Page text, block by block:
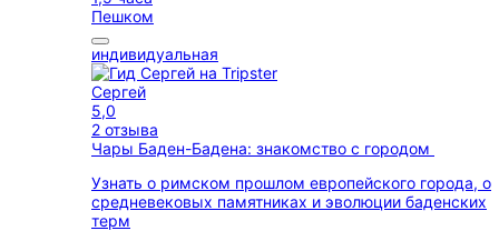
Пешком
индивидуальная
Сергей
5,0
2 отзыва
Чары Баден-Бадена: знакомство с городом
Узнать о римском прошлом европейского города, о
средневековых памятниках и эволюции баденских
терм